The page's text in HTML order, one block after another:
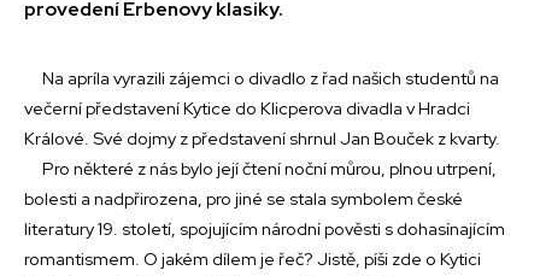
provedení Erbenovy klasiky.
Na apríla vyrazili zájemci o divadlo z řad našich studentů na
večerní představení Kytice do Klicperova divadla v Hradci
Králové. Své dojmy z představení shrnul Jan Bouček z kvarty.
Pro některé z nás bylo její čtení noční můrou, plnou utrpení,
bolesti a nadpřirozena, pro jiné se stala symbolem české
literatury 19. století, spojujícím národní pověsti s dohasínajícím
romantismem. O jakém dílem je řeč? Jistě, píši zde o Kytici